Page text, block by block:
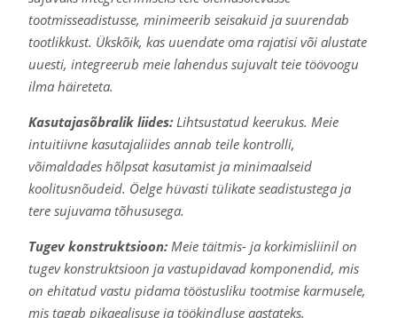
tootmisseadistusse, minimeerib seisakuid ja suurendab
tootlikkust. Ükskõik, kas uuendate oma rajatisi või alustate
uuesti, integreerub meie lahendus sujuvalt teie töövoogu
ilma häireteta.
Kasutajasõbralik liides:Lihtsustatud keerukus. Meie
intuitiivne kasutajaliides annab teile kontrolli,
võimaldades hõlpsat kasutamist ja minimaalseid
koolitusnõudeid. Öelge hüvasti tülikate seadistustega ja
tere sujuvama tõhususega.
Tugev konstruktsioon:Meie täitmis- ja korkimisliinil on
tugev konstruktsioon ja vastupidavad komponendid, mis
on ehitatud vastu pidama tööstusliku tootmise karmusele,
mis tagab pikaealisuse ja töökindluse aastateks.